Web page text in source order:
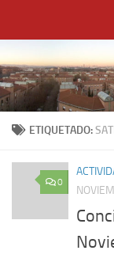
ETIQUETADO:
0